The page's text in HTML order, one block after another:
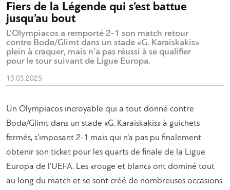
Fiers de la Légende qui s’est battue
jusqu’au bout
L'Olympiacos a remporté 2-1 son match retour
contre Bodø/Glimt dans un stade «G. Karaiskakis»
plein à craquer, mais n'a pas réussi à se qualifier
pour le tour suivant de Ligue Europa.
13.03.2025
Un Olympiacos incroyable qui a tout donné contre
Bodø/Glimt dans un stade «G. Karaiskakis» à guichets
fermés, s’imposant 2-1 mais qui n’a pas pu finalement
obtenir son ticket pour les quarts de finale de la Ligue
Europa de l’UEFA. Les «rouge et blanc» ont dominé tout
au long du match et se sont créé de nombreuses occasions